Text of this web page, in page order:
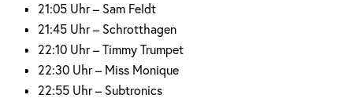
21:05 Uhr – Sam Feldt
21:45 Uhr – Schrotthagen
22:10 Uhr – Timmy Trumpet
22:30 Uhr – Miss Monique
22:55 Uhr – Subtronics